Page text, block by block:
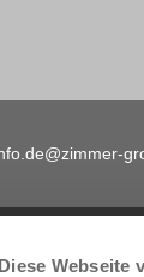
Diese Webseite